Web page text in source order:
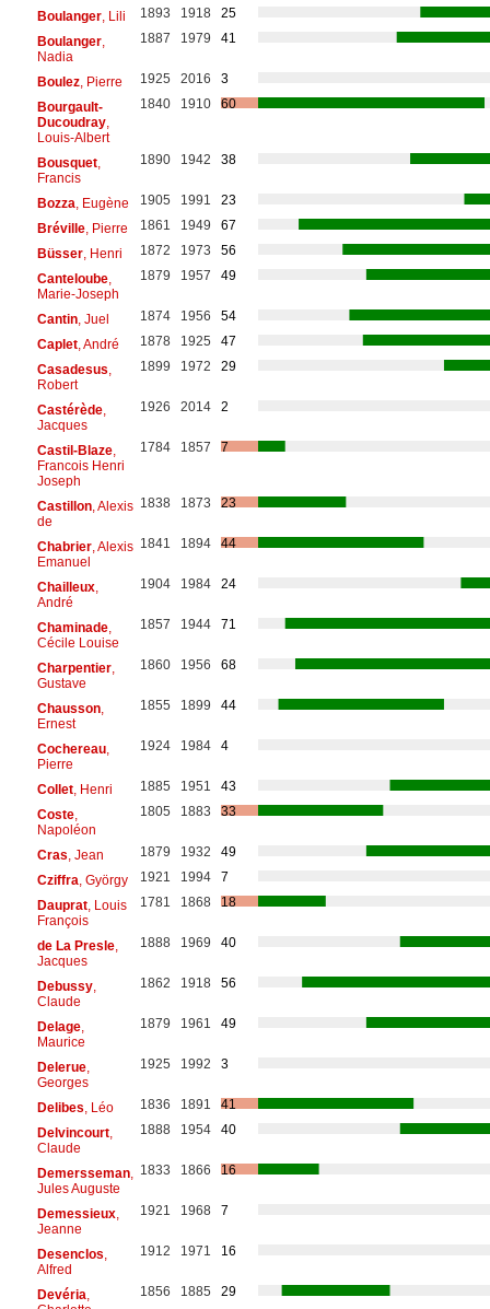
Boulanger, Lili 1893 1918
25
Boulanger,
Nadia
1887 1979 41
Boulez, Pierre 1925 2016
3
Bourgault-
Ducoudray,
Louis-Albert
1840 1910 60
Bousquet,
Francis
1890 1942 38
Bozza , Eugène 1905 1991
23
Bréville, Pierre 1861 1949
67
Büsser, Henri 1872 1973
56
Canteloube,
Marie-Joseph
1879 1957 49
Cantin, Juel 1874 1956
54
Caplet, André 1878 1925
47
Casadesus
Robert
1899 1972 29
Castérède,
Jacques
1926 2014 2
Castil-Blaze,
Francois Henri
Joseph
1784 1857 7
Castillon, Alexis
de
1838 1873 23
Chabrier, Alexis
Emanuel
1841 1894 44
Chailleux,
André
1904 1984 24
Chaminade,
Cécile Louise
1857 1944 71
Charpentier,
Gustave
1860 1956 68
Chausson,
Ernest
1855 1899 44
Cochereau,
Pierre
1924 1984 4
Collet, Henri 1885 1951
43
Coste,
Napoléon
1805 1883 33
Cras , Jean 1879 1932
49
Cziffra , György 1921 1994
7
Dauprat, Louis
François
1781 1868 18
de La Presle,
Jacques
1888 1969 40
Debussy,
Claude
1862 1918 56
Delage,
Maurice
1879 1961 49
Delerue,
Georges
1925 1992 3
Delibes , Léo 1836 1891
41
Delvincourt,
Claude
1888 1954 40
Demersseman,
Jules Auguste
1833 1866 16
Demessieux,
Jeanne
1921 1968 7
Desenclos
Alfred
1912 1971 16
Devéria 1856 1885 29